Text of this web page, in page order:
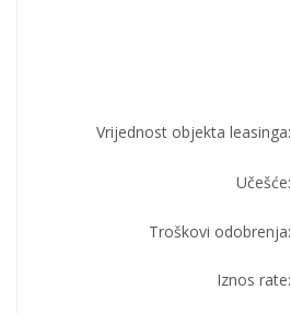
Vrijednost objekta leasinga:
Učešće:
Troškovi odobrenja:
Iznos rate: